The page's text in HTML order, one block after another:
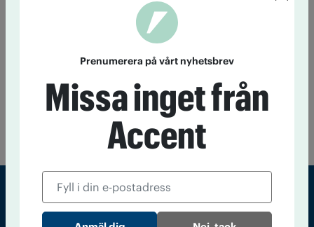
Ljusmanifestation för narkotikans
många offer
2 november 2017 Den 1 november hålls traditionellt
ljusmanifestationer över hela landet för att minnas dem som
dött av narkotika under året. I Stockholm höll Folkrörelser mot
droger manifestation på Sergels torg, mitt i centrala staden.
Sveriges största tidning om droger och nykterhet
Prenumerera på vårt nyhetsbrev
Missa inget från
Accent